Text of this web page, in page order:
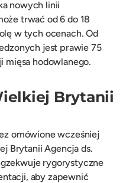
nowych linii
trwać od 6 do 18
w tych ocenach. Od
jest prawie 75
hodowlanego.
Brytanii
omówione wcześniej
Brytanii Agencja ds.
rygorystyczne
aby zapewnić